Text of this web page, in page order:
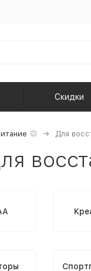
Скидки
Для